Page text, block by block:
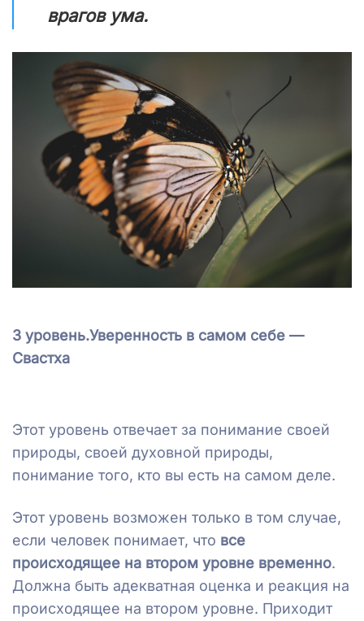
врагов ума.
3 уровень.Уверенность в самом себе —
Свастха
Этот уровень отвечает за понимание своей
природы, своей духовной природы,
понимание того, кто вы есть на самом деле.
Этот уровень возможен только в том случае,
если человек понимает, что все
происходящее на втором уровне временно.
Должна быть адекватная оценка и реакция на
происходящее на втором уровне. Приходит